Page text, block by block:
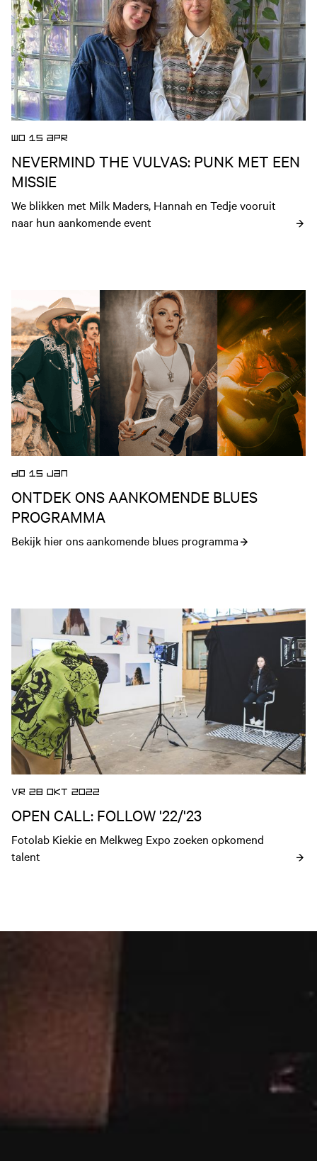
WO 15 APR
NEVERMIND THE VULVAS: PUNK MET EEN
MISSIE
We blikken met Milk Maders, Hannah en Tedje vooruit
naar hun aankomende event
Open nieuws artikel
DO 15 JAN
ONTDEK ONS AANKOMENDE BLUES
PROGRAMMA
Bekijk hier ons aankomende blues programma
Open nieuws artikel
VR 28 OKT 2022
OPEN CALL: FOLLOW '22/'23
Fotolab Kiekie en Melkweg Expo zoeken opkomend
talent